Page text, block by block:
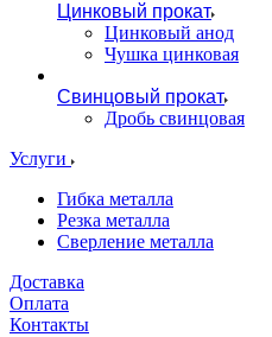
Цинковый прокат
Цинковый анод
Чушка цинковая
Свинцовый прокат
Дробь свинцовая
Услуги
Гибка металла
Резка металла
Сверление металла
Доставка
Оплата
Контакты